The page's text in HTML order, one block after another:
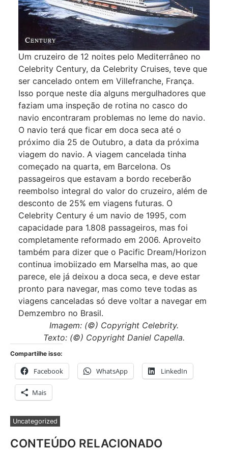
Um cruzeiro de 12 noites pelo Mediterrâneo no
Celebrity Century, da Celebrity Cruises, teve que
ser cancelado ontem em Villefranche, França.
Isso porque neste dia alguns mergulhadores que
faziam uma inspeção de rotina no casco do
navio encontraram problemas no leme do navio.
O navio terá que ficar em doca seca até o
próximo dia 25 de Outubro, a data da próxima
viagem do navio. A viagem cancelada tinha
começado na quarta, em Barcelona. Os
passageiros que estavam a bordo receberão
reembolso integral do valor do cruzeiro, além de
desconto de 25% em viagens futuras. O
Celebrity Century é um navio de 1995, com
capacidade para 1.808 passageiros, mas foi
completamente reformado em 2006. Aproveito
também para dizer que o Pacific Dream/Horizon
continua imobiizado em Marselha mas, ao que
parece, ele já deixou a doca seca, e deve estar
pronto para navegar, mas como teve todas as
viagens canceladas só deve voltar a navegar em
Demzembro no Brasil.
Imagem: (©) Copyright Celebrity.
Texto: (©) Copyright Daniel Capella.
Compartilhe isso:
Facebook WhatsApp LinkedIn
Mais
Uncategorized
CONTEÚDO RELACIONADO